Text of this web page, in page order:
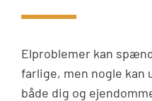
Elproblemer kan
farlige, men nogle kan
både dig og